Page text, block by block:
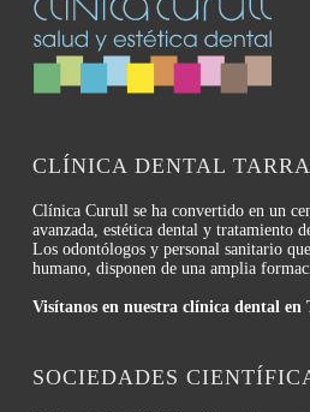
CLÍNICA DENTAL
Clínica Curull se ha convertido en un
avanzada, estética dental y tratamiento
Los odontólogos y personal sanitario
humano, disponen de una amplia
Visítanos en nuestra clínica dental en
SOCIEDADES